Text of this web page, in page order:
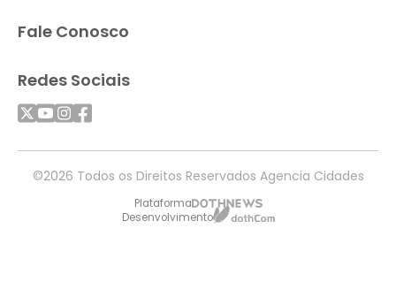
Fale Conosco
Redes Sociais
©2026 Todos os Direitos Reservados Agencia Cidades
Plataforma
Desenvolvimento